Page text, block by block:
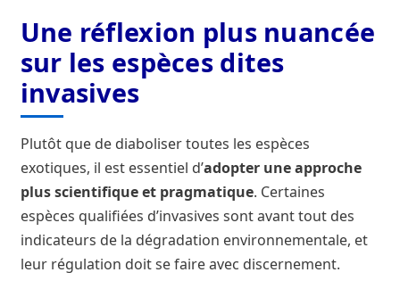
Une réflexion plus nuancée
sur les espèces dites
invasives
Plutôt que de diaboliser toutes les espèces
exotiques, il est essentiel d’adopter une approche
plus scientifique et pragmatique. Certaines
espèces qualifiées d’invasives sont avant tout des
indicateurs de la dégradation environnementale, et
leur régulation doit se faire avec discernement.